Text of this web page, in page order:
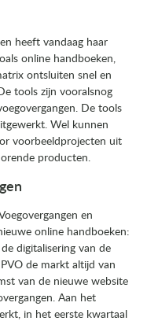
heeft vandaag haar
online handboeken,
ontsluiten snel en
tools zijn vooralsnog
De tools
Wel kunnen
voorbeeldprojecten uit
producten.
en
online handboeken:
digitalisering van de
de markt altijd van
van de nieuwe website
Aan het
in het eerste kwartaal